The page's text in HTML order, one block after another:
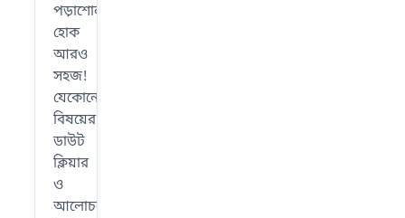
পড়াশোনা
হোক
আরও
সহজ!
যেকোনো
বিষয়ের
ডাউট
ক্লিয়ার
ও
আলোচনার